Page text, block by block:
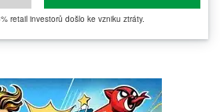
retail investorů došlo ke vzniku ztráty.